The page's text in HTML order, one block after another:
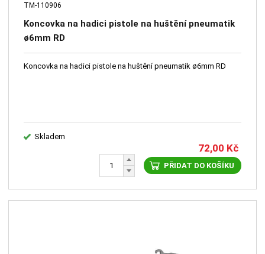
TM-110906
Koncovka na hadici pistole na huštění pneumatik
ø6mm RD
Koncovka na hadici pistole na huštění pneumatik ø6mm RD
Skladem
72,00 Kč
PŘIDAT DO KOŠÍKU